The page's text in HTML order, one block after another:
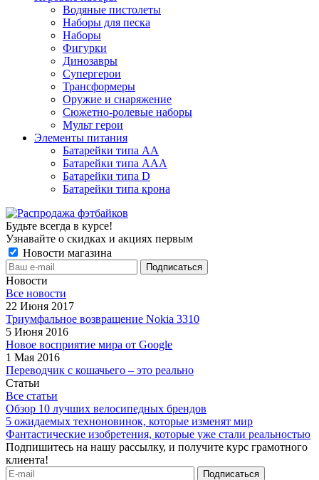
Водяные пистолеты
Наборы для песка
Наборы
Фигурки
Динозавры
Супергерои
Трансформеры
Оружие и снаряжение
Сюжетно-ролевые наборы
Мульт герои
Элементы питания
Батарейки типа АА
Батарейки типа ААА
Батарейки типа D
Батарейки типа крона
Будьте всегда в курсе!
Узнавайте о скидках и акциях первым
Новости магазина
Новости
Все новости
22 Июня 2017
Триумфальное возвращение Nokia 3310
5 Июня 2016
Новое восприятие мира от Google
1 Мая 2016
Переводчик с кошачьего – это реально
Статьи
Все статьи
Обзор 10 лучших велосипедных брендов
5 ожидаемых техноновинок, которые изменят мир
Фантастические изобретения, которые уже стали реальностью
Подпишитесь на нашу рассылку, и получите курс грамотного
клиента!